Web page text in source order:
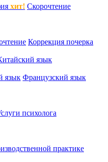
хит! Скорочтение
Коррекция почерка
язык
язык Французский язык
психолога
практике